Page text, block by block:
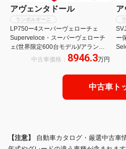
アヴェンタドール
ランボルギーニ
LP750ー4スーパーヴェローチェ
Superveloce・スーパーヴェローチ
ェ(世界限定600台モデル)/アランチ
ョアトラスカーボンエンジンエリ
ア/Diantus鍛造20・21インチ/フロン
トリフトシステム/カーボンエンジン
中古車価格： 8946.3万円
ア
ー
中古車ト
【注意】 自動車カタログ・厳選中古車